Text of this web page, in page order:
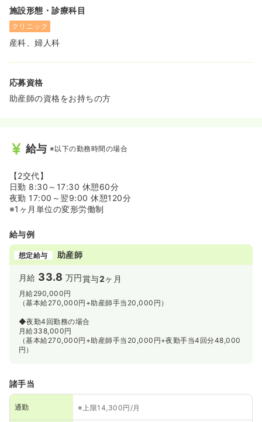
施設形態・診療科目
クリニック
産科、婦人科
応募資格
助産師の資格をお持ちの方
給与 ※以下の勤務時間の場合
【2交代】
日勤 8:30～17:30 休憩60分
夜勤 17:00～翌9:00 休憩120分
※1ヶ月単位の変形労働制
給与例
想定給与 助産師
月給 33.8 万円賞与2ヶ月
月給290,000円
（基本給270,000円+助産師手当20,000円）
◆夜勤4回勤務の場合
月給338,000円
（基本給270,000円+助産師手当20,000円+夜勤手当4回分48,000
円）
諸手当
通勤 ※上限14,300円/月